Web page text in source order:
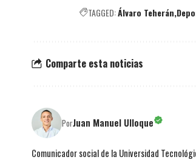
TAGGED:Álvaro Teherán
Comparte esta noticias
PorJuan Manuel Ulloque
Comunicador social de la Universidad